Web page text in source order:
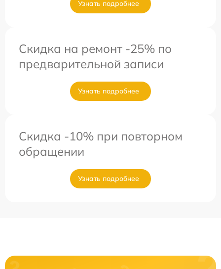
Узнать подробнее
Скидка на ремонт -25% по
предварительной записи
Узнать подробнее
Скидка -10% при повторном
обращении
Узнать подробнее